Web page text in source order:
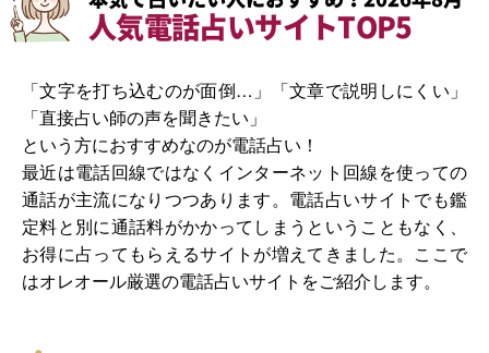
人気電話占いサイトTOP5
「文字を打ち込むのが面倒…」「文章で説明しにくい」
「直接占い師の声を聞きたい」
という方におすすめなのが電話占い！
最近は電話回線ではなくインターネット回線を使っての
通話が主流になりつつあります。電話占いサイトでも鑑
定料と別に通話料がかかってしまうということもなく、
お得に占ってもらえるサイトが増えてきました。ここで
はオレオール厳選の電話占いサイトをご紹介します。